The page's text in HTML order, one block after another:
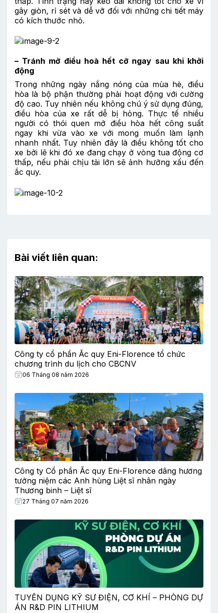
gây giòn, rỉ sét và dễ vỡ đối với những chi tiết máy
có kích thước nhỏ.
– Tránh mở điều hoà hết cỡ ngay sau khi khởi
động
Trong những ngày nắng nóng của mùa hè, điều
hòa là bộ phận thường phải hoạt động với cường
độ cao. Tuy nhiên nếu không chú ý sử dụng đúng,
điều hòa của xe rất dễ bị hỏng. Thực tế nhiều
người có thói quen mở điều hòa hết công suất
ngay khi vừa vào xe với mong muốn làm lạnh
nhanh nhất. Tuy nhiên đây là điều không tốt cho
xe bởi lẽ khi đó xe đang chạy ở vòng tua động cơ
thấp, nếu phải chịu tải lớn sẽ ảnh hưởng xấu đến
ắc quy.
Bài viết liên quan:
Công ty cổ phần Ắc quy Eni-Florence tổ chức
chương trình du lịch cho CBCNV
06 Tháng 08 năm 2026
Công ty Cổ phần Ắc quy Eni-Florence dâng hương
tưởng niệm các Anh hùng Liệt sĩ nhân ngày
Thương binh – Liệt sĩ
27 Tháng 07 năm 2026
TUYỂN DỤNG KỸ SƯ ĐIỆN, CƠ KHÍ – PHÒNG DỰ
ÁN R&D PIN LITHIUM